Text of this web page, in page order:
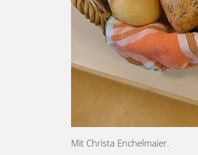
Mit Christa Enchelmaier.